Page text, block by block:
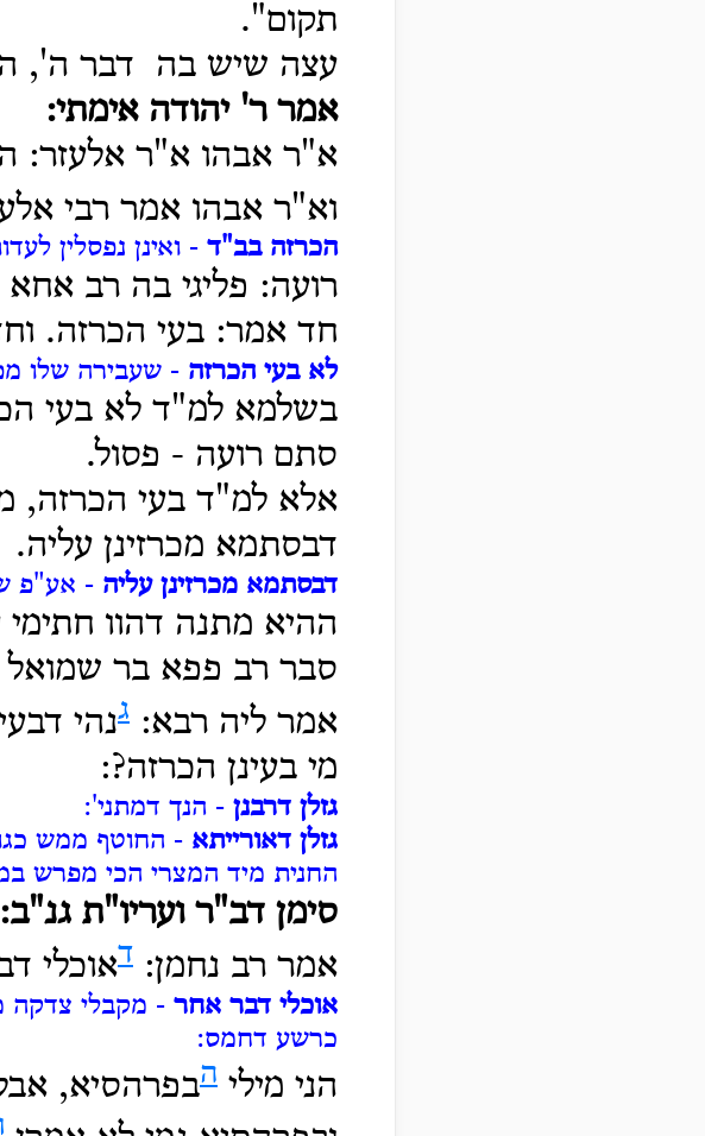
תקום".
עצה שיש בה דבר ה',
אמר ר' יהודה אימתי:
א"ר אבהו א"ר אלעזר:
וא"ר אבהו אמר רבי
הכרזה בב"ד - ואינן נפסלין
רועה: פליגי בה רב אחא
חד אמר: בעי הכרזה.
לא בעי הכרזה - שעבירה שלו
בשלמא למ"ד לא בעי
סתם רועה - פסול.
אלא למ"ד בעי הכרזה,
דבסתמא מכרזינן עליה.
דבסתמא מכרזינן עליה - אע"פ
ההיא מתנה דהוו חתימי
סבר רב פפא בר שמואל
אמר ליה רבא: גנהי
מי בעינן הכרזה?:
גזלן דרבנן - הנך דמתני':
גזלן דאורייתא - החוטף ממש
החנית מיד המצרי הכי מפרש
סימן דב"ר ועריו"ת גנ"ב:
אמר רב נחמן: דאוכלי
אוכלי דבר אחר - מקבלי צדקה
כרשע דחמס:
הני מילי הבפרהסיא,